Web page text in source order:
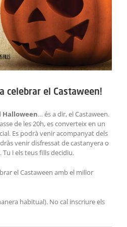
celebrar el Castaween!
Halloween… és a dir, el Castaween.
de les 20h, es converteix en un
Es podrà venir acompanyat dels
venir disfressat de castanyera o
i els teus fills decidiu.
el Castaween amb el millor
habitual). No cal inscriure els